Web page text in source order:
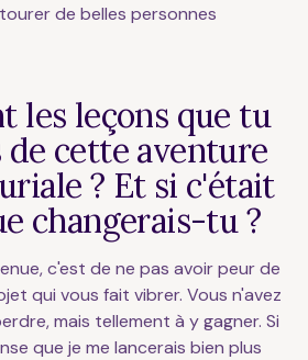
de belles personnes
les leçons que tu
de cette aventure
? Et si c'était
changerais-tu ?
c'est de ne pas avoir peur de
qui vous fait vibrer. Vous n'avez
mais tellement à y gagner. Si
que je me lancerais bien plus